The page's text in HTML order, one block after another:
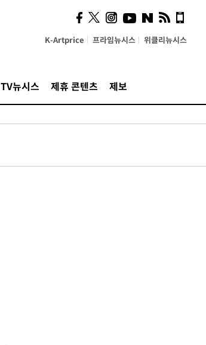
K-Artprice 프라임뉴시스 위클리뉴시스
TV뉴시스 제휴 콘텐츠 제보